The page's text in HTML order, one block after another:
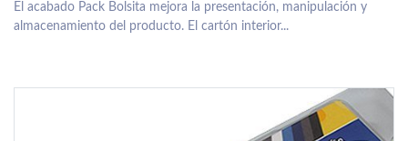
El acabado Pack Bolsita mejora la presentación, manipulación y
almacenamiento del producto. El cartón interior...